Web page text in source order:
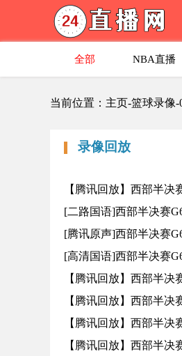
全部 NBA直播
当前位置：主页-篮球录像
录像回放
【腾讯回放】西部半决
[二路国语]西部半决赛
[腾讯原声]西部半决赛
[高清国语]西部半决赛
【腾讯回放】西部半决
【腾讯回放】西部半决
【腾讯回放】西部半决
【腾讯回放】西部半决